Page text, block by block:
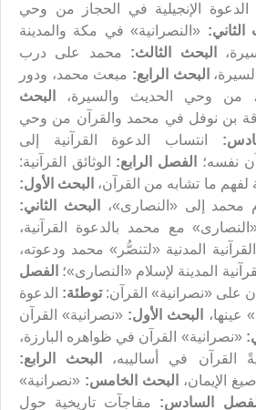
الدعوة الإنجيلية في الحجاز من وحي
الثاني: «النصرانية» في مكة والمدينة
البحث الثالث: محمد على درب
البحث الرابع: مبعث محمد، ودور
من وحي الحديث والسيرة،
البحث
بن نوفل في محمد والقرآن من وحي
انتساب الدعوة القرآنية إلى
نفسه؛
الفصل الرابع: الوثائق القرآنية:
لفهم ما تشابه من القرآن،
البحث الأول:
محمد إلى «النصارى»،
البحث الثاني:
«النصارى» مع محمد بالدعوة القرآنية،
القرآنية المدنية «لتنصُّر» محمد ودعوته،
المدينة لإسلام «النصارى»؛ الفصل
على «نصرانية» القرآن:توطئة: الدعوة
عينها،
البحث الأول: «نصرانية» القرآن
«نصرانية» القرآن في ظواهره البارزة،
القرآن في أساليبه،
البحث الرابع:
الإيمان،
البحث الخامس: «نصرانية»
السادس: مفاجآت تاريخية حول